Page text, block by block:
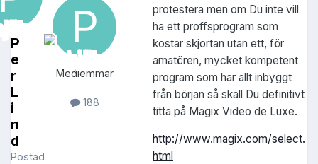
P
e
r
L
i
n
d
Postad
Medlemmar
188
protestera men om Du inte vill
ha ett proffsprogram som
kostar skjortan utan ett, för
amatören, mycket kompetent
program som har allt inbyggt
från början så skall Du definitivt
titta på Magix Video de Luxe.
http://www.magix.com/select.
html